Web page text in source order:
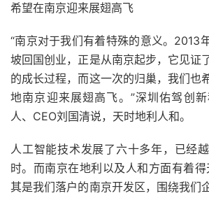
希望在南京迎来展翅高飞
“南京对于我们有着特殊的意义。2013
坡回国创业，正是从南京起步，它见证
的成长过程，而这一次的归巢，我们也
地南京迎来展翅高飞。”深圳佑驾创
人、CEO刘国清说，天时地利人和。
人工智能技术发展了六十多年，已经
时。而南京在地利以及人和方面有着
其是我们落户的南京开发区，围绕我们